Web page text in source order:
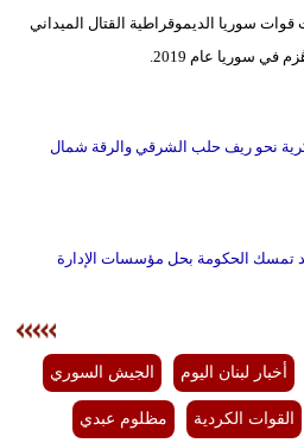
سوريا الديموقراطية القتال الميداني
في سوريا عام 2019.
نحو ريف حلب الشرقي والرقة شمال
الحكومة بحل مؤسسات الإدارة
أخبار لبنان اليوم الجيش السوري
القوات الكردية مظلوم عبدي